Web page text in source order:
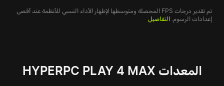
تم تقدير درجات FPS المحصلة ومتوسطها لإظهار الأداء النسبي للأنظمة عند أقصى
إعدادات الرسوم. التفاصيل
المعدات HYPERPC PLAY 4 MAX